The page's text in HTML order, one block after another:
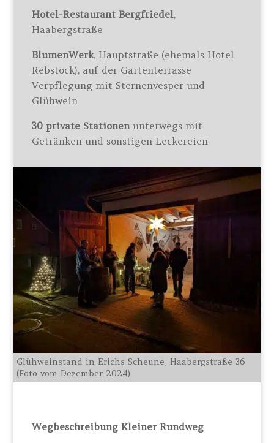
Hotel-Restaurant Bergfriedel,
Haabergstraße
BlumenWerk, Hauptstraße (ehemals Hotel
Rebstock), auf der Gartenterrasse
Verpflegung mit Sternenvesper und
Glühwein
30 private Stationenunterwegs mit
Getränken und sonstigen Leckereien
Glühweinstand in Erichs Scheune, Haabergstraße 36
(Foto vom Dezember 2024)
Wegbeschreibung Kleiner Rundweg